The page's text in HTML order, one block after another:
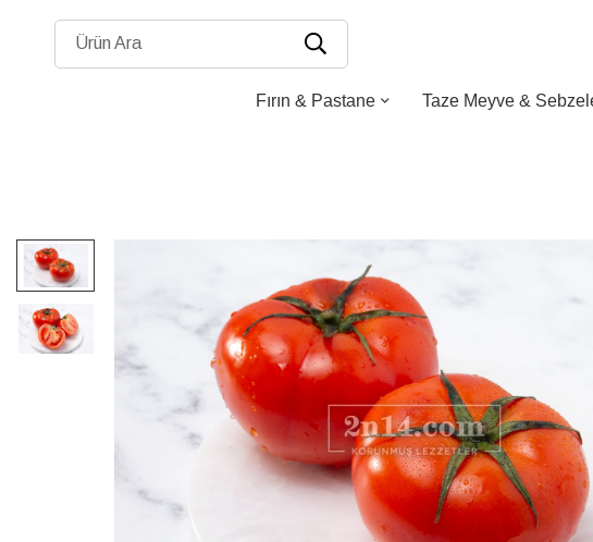
Ürün Ara
Fırın & Pastane Taze Meyve &
Resim
galerisinin
sonuna
atla